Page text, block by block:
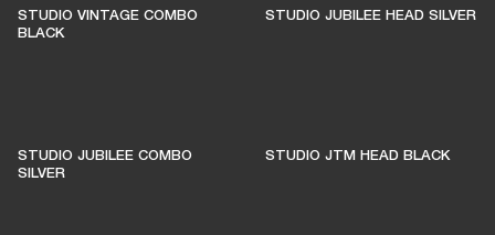
STUDIO VINTAGE COMBO
BLACK
STUDIO JUBILEE HEAD SILVER
STUDIO JUBILEE COMBO
SILVER
STUDIO JTM HEAD BLACK